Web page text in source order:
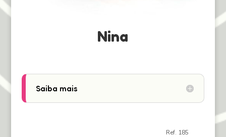
Nina
Saiba mais
Ref. 185